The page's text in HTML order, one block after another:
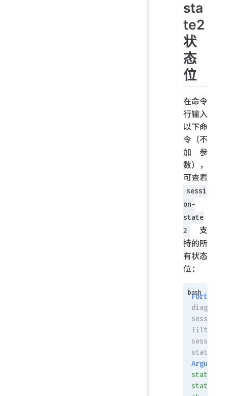
sta
te2
状
态
位
在命令
行输入
以下命
令（不
加参
数），
可查看
sessi
on-
state
2
支
持的所
有状态
位：
FortiGate
diagnose
session
filter
session-
state2